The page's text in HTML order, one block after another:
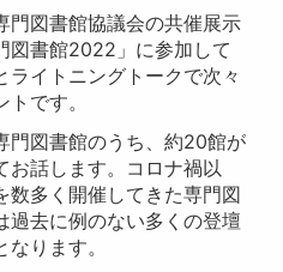
門図書館協議会の共催展示
図書館2022」に参加して
ライトニングトークで次々
です。
門図書館のうち、約20館が
お話します。コロナ禍以
数多く開催してきた専門図
過去に例のない多くの登壇
ります。